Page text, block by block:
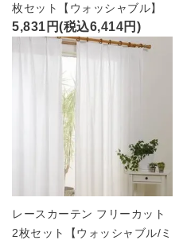
枚セット【ウォッシャブル】
5,831円(税込6,414円)
レースカーテン フリーカット
2枚セット【ウォッシャブル/ミ